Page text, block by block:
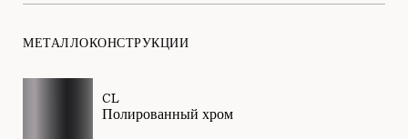
МЕТАЛЛОКОНСТРУКЦИИ
CL
Полированный хром